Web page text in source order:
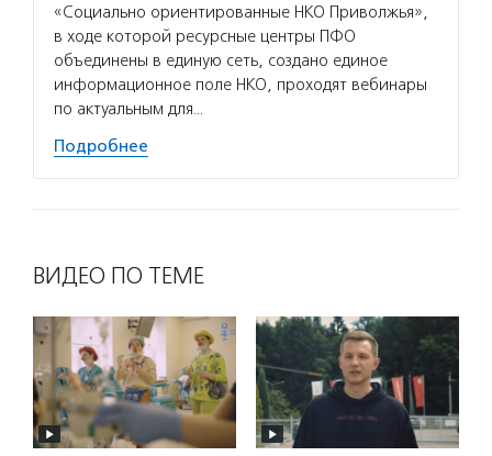
«Социально ориентированные НКО Приволжья»,
в ходе которой ресурсные центры ПФО
объединены в единую сеть, создано единое
информационное поле НКО, проходят вебинары
по актуальным для…
Подробнее
ВИДЕО ПО ТЕМЕ